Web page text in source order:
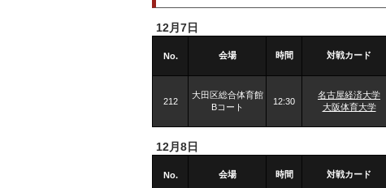
12月7日
No. 会場 時間 対戦カード
212
大田区総合体育館
Bコート
12:30
名古屋経済大学
大阪体育大学
12月8日
No. 会場 時間 対戦カード